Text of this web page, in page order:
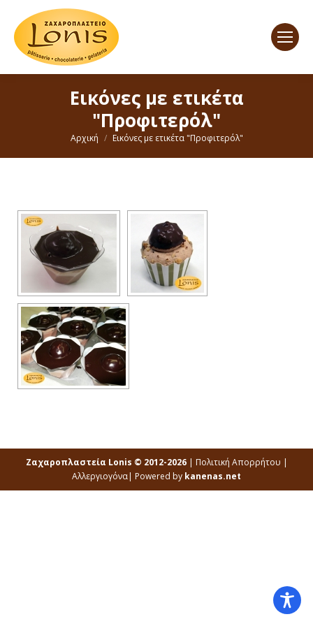
Εικόνες με ετικέτα
"Προφιτερόλ"
You are here:
Αρχική Εικόνες με ετικέτα "Προφιτερόλ"
Ζαχαροπλαστεία Lonis © 2012-2026| Πολιτική Απορρήτου |
Αλλεργιογόνα| Powered by kanenas.net